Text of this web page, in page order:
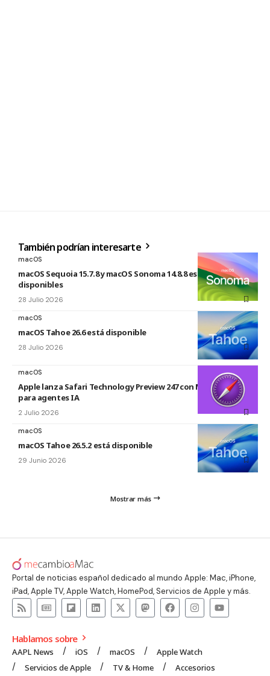
También podrían interesarte
macOS
macOS Sequoia 15.7.8 y macOS Sonoma 14.8.8 están
disponibles
28 Julio 2026
macOS
macOS Tahoe 26.6 está disponible
28 Julio 2026
macOS
Apple lanza Safari Technology Preview 247 con MCP Server
para agentes IA
2 Julio 2026
macOS
macOS Tahoe 26.5.2 está disponible
29 Junio 2026
Mostrar más
Portal de noticias español dedicado al mundo Apple: Mac, iPhone,
iPad, Apple TV, Apple Watch, HomePod, Servicios de Apple y más.
Hablamos sobre
AAPL News iOS macOS
Apple Watch
Servicios de Apple
TV & Home Accesorios